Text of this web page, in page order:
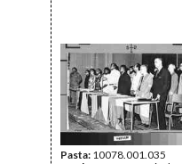
Pasta: 10078.001.035